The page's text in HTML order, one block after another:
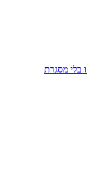
בלי מסגרת